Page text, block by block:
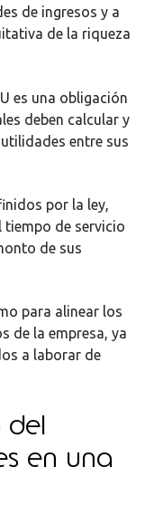
de ingresos y a
de la riqueza
es una obligación
deben calcular y
entre sus
por la ley,
tiempo de servicio
de sus
para alinear los
de la empresa, ya
a laborar de
del
en una